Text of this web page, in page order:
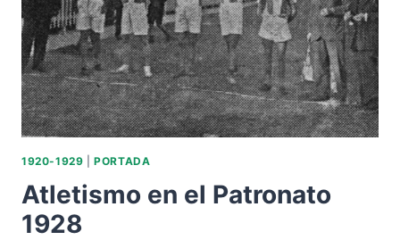
1920-1929 |PORTADA
Atletismo en el Patronato
1928